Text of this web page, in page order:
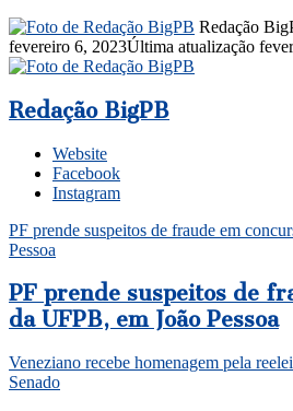
Redação
fevereiro 6, 2023Última atualização
Redação BigPB
Website
Facebook
Instagram
PF prende suspeitos de fraude em
Pessoa
PF prende suspeitos de
da UFPB, em João Pessoa
Veneziano recebe homenagem pela
Senado